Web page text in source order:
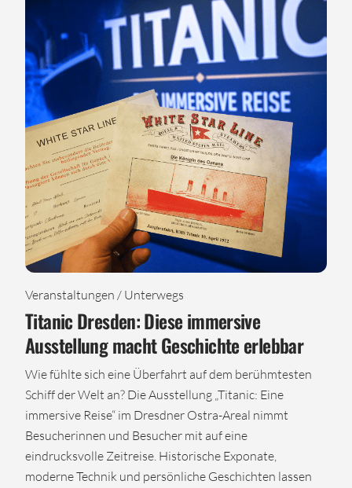
Veranstaltungen / Unterwegs
Titanic Dresden: Diese immersive
Ausstellung macht Geschichte erlebbar
Wie fühlte sich eine Überfahrt auf dem berühmtesten
Schiff der Welt an? Die Ausstellung „Titanic: Eine
immersive Reise“ im Dresdner Ostra-Areal nimmt
Besucherinnen und Besucher mit auf eine
eindrucksvolle Zeitreise. Historische Exponate,
moderne Technik und persönliche Geschichten lassen